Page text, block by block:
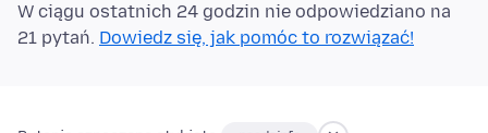
W ciągu ostatnich 24 godzin nie odpowiedziano na
21 pytań. Dowiedz się, jak pomóc to rozwiązać!